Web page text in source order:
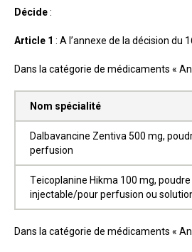
Décide:
Article 1 : A l’annexe de la décision du
Dans la catégorie de médicaments «
Nom spécialité
Dalbavancine Zentiva 500 mg,
perfusion
Teicoplanine Hikma 100 mg,
injectable/pour perfusion ou
Dans la catégorie de médicaments «